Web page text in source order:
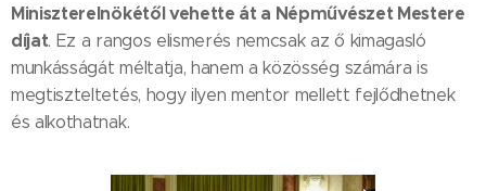
Miniszterelnökétől vehette át a Népművészet Mestere
díjat. Ez a rangos elismerés nemcsak az ő kimagasló
munkásságát méltatja, hanem a közösség számára is
megtiszteltetés, hogy ilyen mentor mellett fejlődhetnek
és alkothatnak.